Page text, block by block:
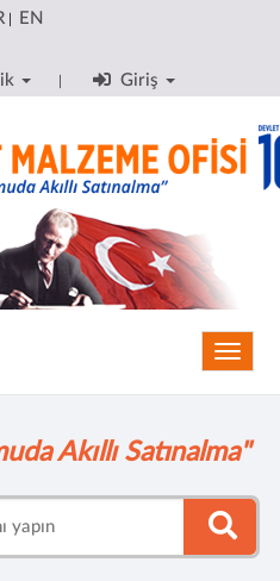
| EN
Giriş
Akıllı Satınalma"